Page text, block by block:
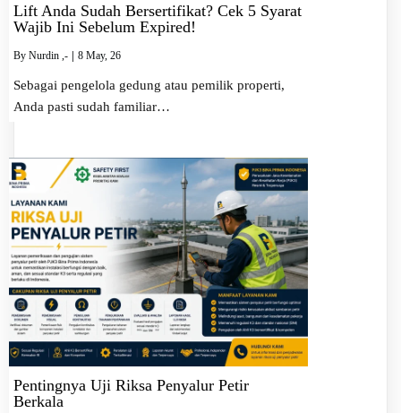
Lift Anda Sudah Bersertifikat? Cek 5 Syarat
Wajib Ini Sebelum Expired!
By Nurdin ,- | 8 May, 26
Sebagai pengelola gedung atau pemilik properti,
Anda pasti sudah familiar…
Pentingnya Uji Riksa Penyalur Petir
Berkala